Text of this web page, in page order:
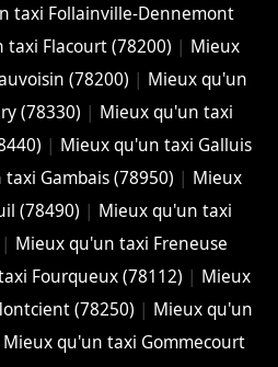
taxi Follainville-Dennemont
taxi Flacourt (78200) | Mieux
(78200) | Mieux qu'un
(78330) | Mieux qu'un taxi
| Mieux qu'un taxi Galluis
Gambais (78950) | Mieux
(78490) | Mieux qu'un taxi
| Mieux qu'un taxi Freneuse
Fourqueux (78112) | Mieux
(78250) | Mieux qu'un
Mieux qu'un taxi Gommecourt